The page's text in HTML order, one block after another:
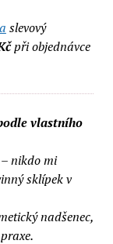
slevový
při objednávce
vlastního
nikdo mi
sklípek v
nadšenec,